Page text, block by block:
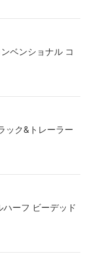
ベンショナル コ
ック&トレーラー
ーフ ビーデッド